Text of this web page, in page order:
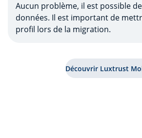
Aucun problème, il est possible
données. Il est important de
profil lors de la migration.
Découvrir Luxtrust